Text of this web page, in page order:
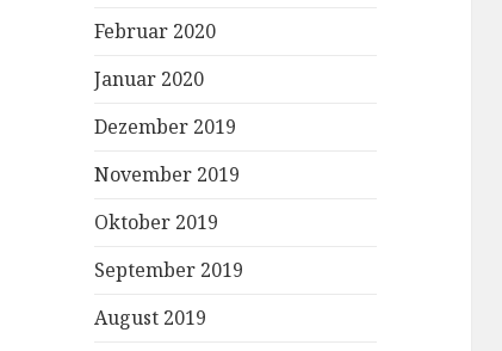
Februar 2020
Januar 2020
Dezember 2019
November 2019
Oktober 2019
September 2019
August 2019